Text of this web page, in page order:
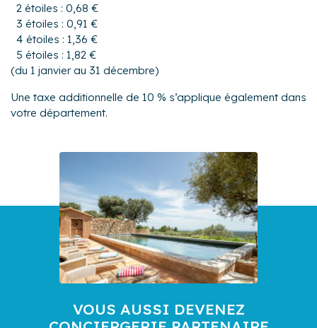
2 étoiles : 0,68 €
3 étoiles : 0,91 €
4 étoiles : 1,36 €
5 étoiles : 1,82 €
(du 1 janvier au 31 décembre)
Une taxe additionnelle de 10 % s’applique également dans
votre département.
VOUS AUSSI DEVENEZ